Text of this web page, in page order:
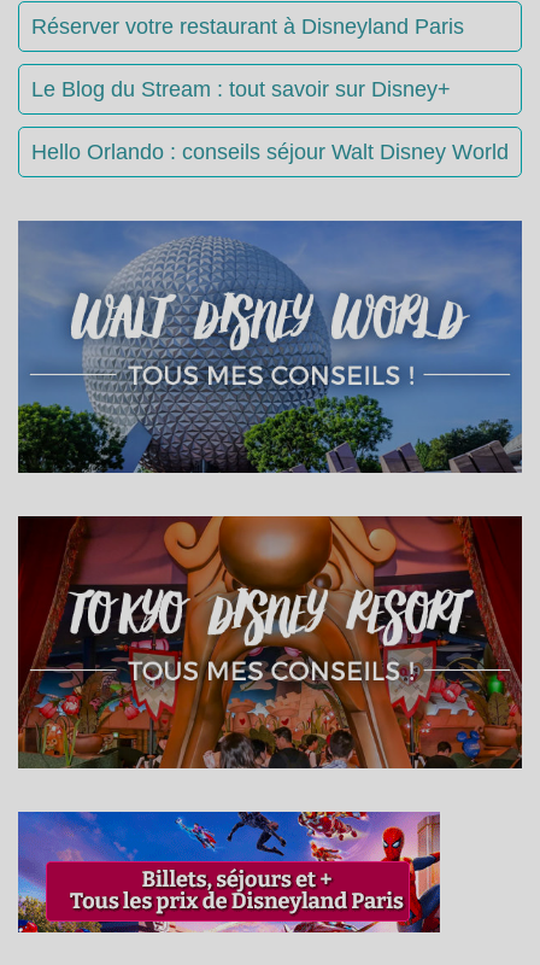
Réserver votre restaurant à Disneyland Paris
Le Blog du Stream : tout savoir sur Disney+
Hello Orlando : conseils séjour Walt Disney World